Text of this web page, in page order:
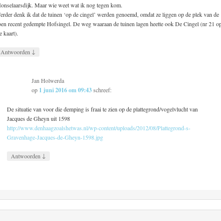
Maar wie weet wat ik nog tegen kom.
denk ik dat de tuinen ‘op de cingel’ werden genoemd, omdat ze liggen op de plek van de
recent gedempte Hofsingel. De weg waaraan de tuinen lagen heette ook De Cingel (nr 21
kaart).
Antwoorden ↓
Jan Holwerda
op 1 juni 2016 om 09:43schreef:
De situatie van voor die demping is fraai te zien op de plattegrond/vogelvlucht van
Jacques de Gheyn uit 1598
http://www.denhaagzoalshetwas.nl/wp-content/uploads/2012/08/Plattegrond-s-
Gravenhage-Jacques-de-Gheyn-1598.jpg
Antwoorden ↓